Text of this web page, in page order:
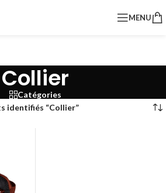
MENU
Collier
Catégories
identifiés “Collier”